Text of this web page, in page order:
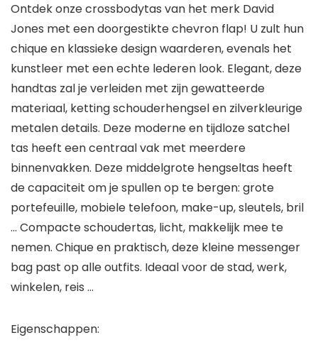
Ontdek onze crossbodytas van het merk David
Jones met een doorgestikte chevron flap! U zult hun
chique en klassieke design waarderen, evenals het
kunstleer met een echte lederen look. Elegant, deze
handtas zal je verleiden met zijn gewatteerde
materiaal, ketting schouderhengsel en zilverkleurige
metalen details. Deze moderne en tijdloze satchel
tas heeft een centraal vak met meerdere
binnenvakken. Deze middelgrote hengseltas heeft
de capaciteit om je spullen op te bergen: grote
portefeuille, mobiele telefoon, make-up, sleutels, bril
… Compacte schoudertas, licht, makkelijk mee te
nemen. Chique en praktisch, deze kleine messenger
bag past op alle outfits. Ideaal voor de stad, werk,
winkelen, reis …
Eigenschappen: